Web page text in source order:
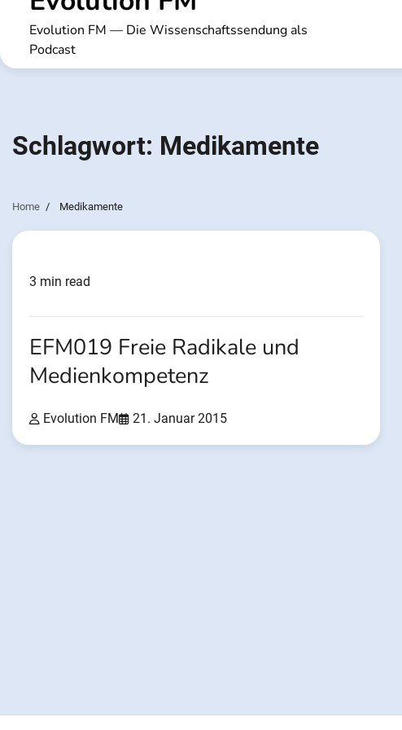
Evolution FM — Die Wissenschaftssendung als
Podcast
Schlagwort: Medikamente
Home Medikamente
3 min read
EFM019 Freie Radikale und
Medienkompetenz
Evolution FM 21. Januar 2015